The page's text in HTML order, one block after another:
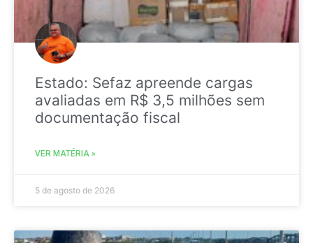
Estado: Sefaz apreende cargas
avaliadas em R$ 3,5 milhões sem
documentação fiscal
VER MATÉRIA »
5 de agosto de 2026